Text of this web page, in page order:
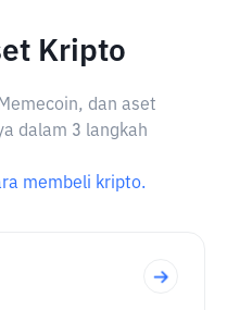
Kripto
dan aset
dalam 3 langkah
membeli kripto.